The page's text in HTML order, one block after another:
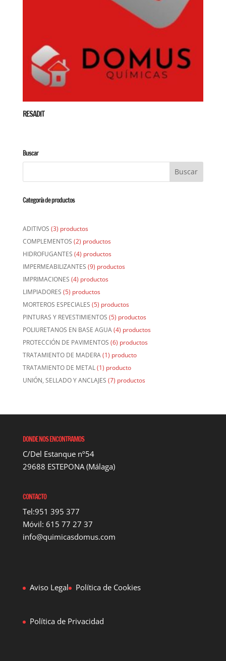
RESADIT
Buscar
Categoría de productos
ADITIVOS (3) productos
COMPLEMENTOS (2) productos
HIDROFUGANTES (4) productos
IMPERMEABILIZANTES (9) productos
IMPRIMACIONES (4) productos
LIMPIADORES (5) productos
MORTEROS ESPECIALES (5) productos
PINTURAS Y REVESTIMIENTOS (5) productos
POLIURETANOS EN BASE AGUA(4) productos
PROTECCIÓN DE PAVIMENTOS (6) productos
TRATAMIENTO DE MADERA(1) producto
TRATAMIENTO DE METAL(1) producto
UNIÓN, SELLADO Y ANCLAJES (7) productos
DONDE NOS ENCONTRAMOS
C/Del Estanque nº54
29688 ESTEPONA (Málaga)
CONTACTO
Tel:951 395 377
Móvil: 615 77 27 37
info@quimicasdomus.com
Aviso Legal Política de Cookies
Política de Privacidad